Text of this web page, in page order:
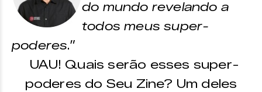
do mundo revelando a
todos meus super-
poderes.”
UAU! Quais serão esses super-
poderes do Seu Zine? Um deles